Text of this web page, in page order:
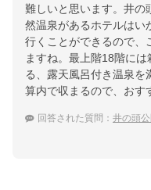
難しいと思います。井の
然温泉があるホテルはい
行くことができるので、
ますね。最上階18階に
る、露天風呂付き温泉
算内で収まるので、おす
回答された質問： 井の頭公園